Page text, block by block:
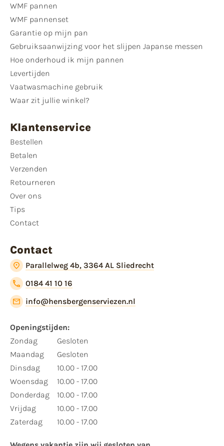
WMF pannen
WMF pannenset
Garantie op mijn pan
Gebruiksaanwijzing voor het slijpen Japanse messen
Hoe onderhoud ik mijn pannen
Levertijden
Vaatwasmachine gebruik
Waar zit jullie winkel?
Klantenservice
Bestellen
Betalen
Verzenden
Retourneren
Over ons
Tips
Contact
Contact
Parallelweg 4b, 3364 AL Sliedrecht
0184 41 10 16
info@hensbergenserviezen.nl
Openingstijden:​
​Zondag
Maandag
Dinsdag
Woensdag
Donderdag
Vrijdag
Zaterdag
Gesloten
Gesloten
10.00 - 17.00
10.00 - 17.00
10.00 - 17.00
10.00 - 17.00
10.00 - 17.00